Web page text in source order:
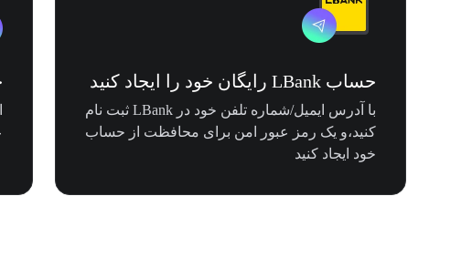
حساب LBank رایگان خود را ایجاد کنید
با آدرس ایمیل/شماره تلفن خود در LBank ثبت نام
کنید،و یک رمز عبور امن برای محافظت از حساب
خود ایجاد کنید